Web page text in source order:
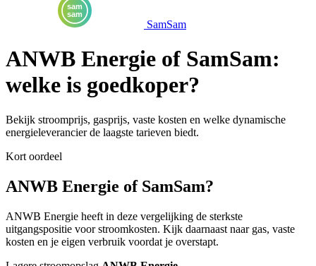
SamSam
ANWB Energie of SamSam:
welke is goedkoper?
Bekijk stroomprijs, gasprijs, vaste kosten en welke dynamische
energieleverancier de laagste tarieven biedt.
Kort oordeel
ANWB Energie of SamSam?
ANWB Energie heeft in deze vergelijking de sterkste
uitgangspositie voor stroomkosten. Kijk daarnaast naar gas, vaste
kosten en je eigen verbruik voordat je overstapt.